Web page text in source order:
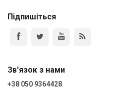
Підпишіться
Зв'язок з нами
+38 050 9364428